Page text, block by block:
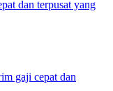
dan terpusat yang
gaji cepat dan